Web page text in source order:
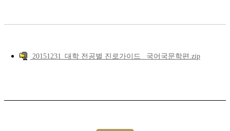
20151231_대학 전공별 진로가이드_ 국어국문학편.zip